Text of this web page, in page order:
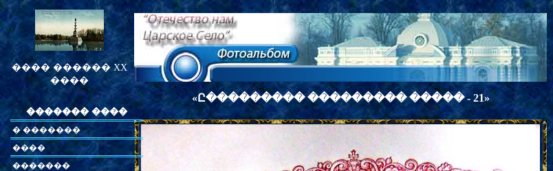
���� ������ XX
����
«Ը��������� ��������� �����- 21»
������� ����
� �������
����
�������